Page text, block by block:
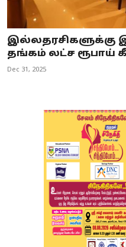
இல்லதரசிகளுக்கு
தங்கம் லட்ச ரூபாய்
Dec 31, 2025